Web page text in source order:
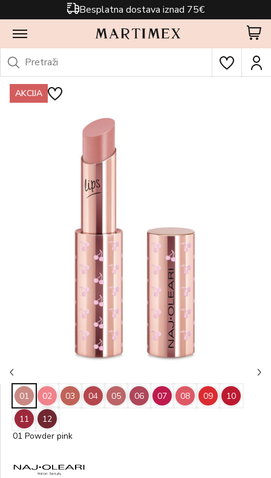
Besplatna dostava iznad 75€
AKCIJA
01 02 03 04 05 06 07 08 09
10
11
12
01 Powder pink